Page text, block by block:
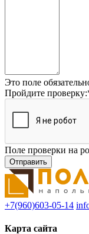
Это поле
Пройдите проверку:
Поле проверки на
+7(960)603-05-14
Карта сайта